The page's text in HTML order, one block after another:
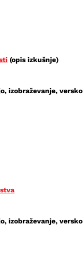
(opis izkušnje)
izobraževanje,
izobraževanje,